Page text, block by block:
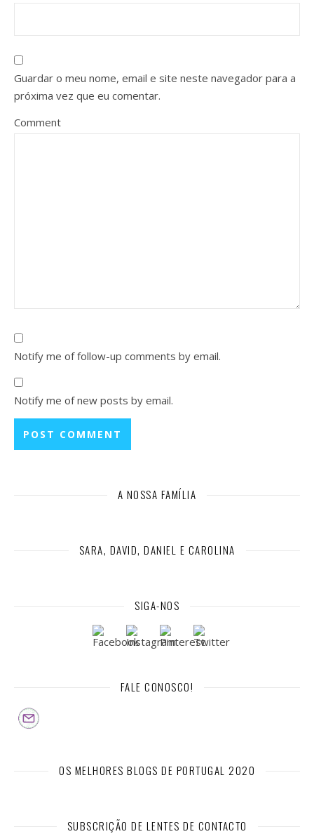
Guardar o meu nome, email e site neste navegador para a
próxima vez que eu comentar.
Comment
Notify me of follow-up comments by email.
Notify me of new posts by email.
A NOSSA FAMÍLIA
SARA, DAVID, DANIEL E CAROLINA
SIGA-NOS
FALE CONOSCO!
OS MELHORES BLOGS DE PORTUGAL 2020
SUBSCRIÇÃO DE LENTES DE CONTACTO